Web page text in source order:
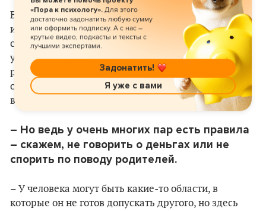
В противном случае получается сплошное
избегание – туда не смотрим, это не обсуждаем,
сюда не ходим. А это уже не совсем про близость и
умение быть собой, ведь можно предъявлять
разные грани себя, но никогда полностью не
открываться целиком, а значит, так никогда и не
встретиться.
– Но ведь у очень многих пар есть правила
– скажем, не говорить о деньгах или не
спорить по поводу родителей.
– У человека могут быть какие-то области, в
которые он не готов допускать другого, но здесь
«Пора к психологу». Для этого
достаточно задонатить любую сумму
или оформить подписку. А с нас –
крутые видео, подкасты и тексты с
лучшими экспертами.
Задонатить!
Я уже с вами